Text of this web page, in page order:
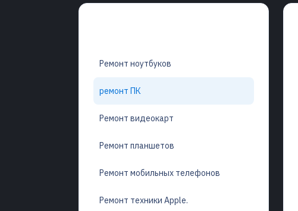
Ремонт ноутбуков
ремонт ПК
Ремонт видеокарт
Ремонт планшетов
Ремонт мобильных телефонов
Ремонт техники Apple.